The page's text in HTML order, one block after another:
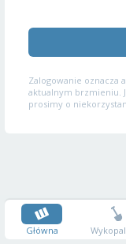
Zalogowanie oznacza
aktualnym brzmieniu.
prosimy o
Główna